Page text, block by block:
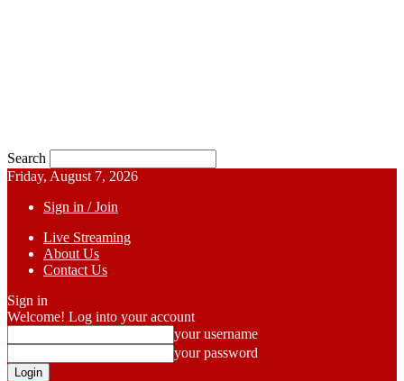
Search
Friday, August 7, 2026
Sign in / Join
Live Streaming
About Us
Contact Us
Sign in
Welcome! Log into your account
your username
your password